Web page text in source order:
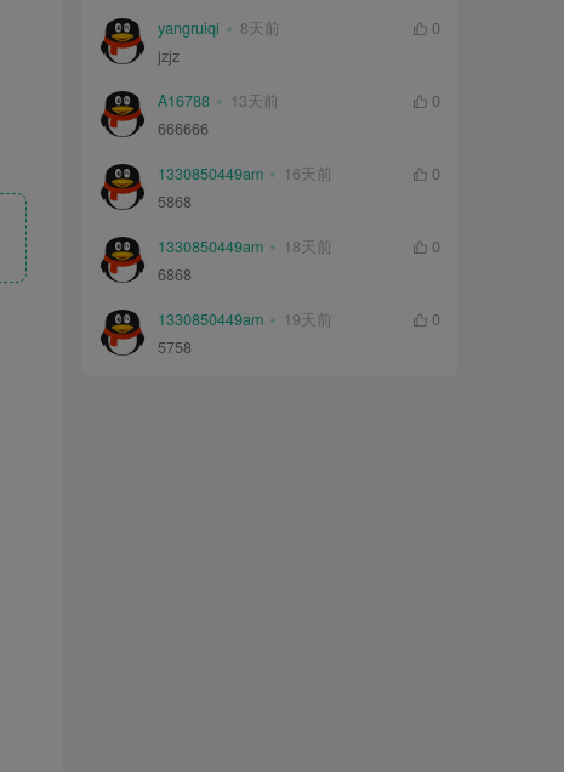
yangruiqi 8天前
0
jzjz
A16788 13天前
0
666666
1330850449am 16天前
0
5868
1330850449am 18天前
0
6868
1330850449am 19天前
0
5758